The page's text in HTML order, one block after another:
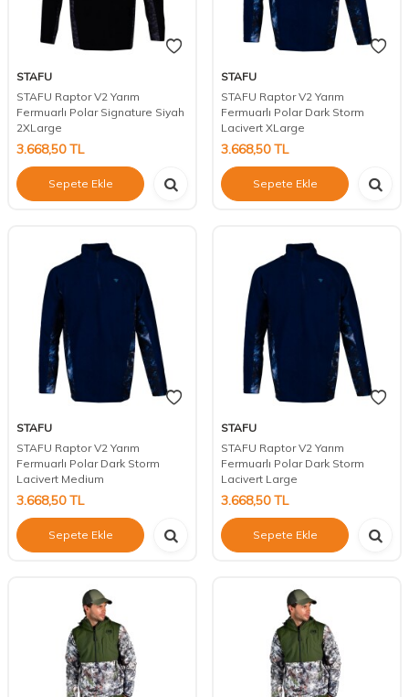
STAFU
STAFU Raptor V2 Yarım
Fermuarlı Polar Signature Siyah
2XLarge
3.668,50TL
Sepete Ekle
STAFU
STAFU Raptor V2 Yarım
Fermuarlı Polar Dark Storm
Lacivert XLarge
3.668,50TL
Sepete Ekle
STAFU
STAFU Raptor V2 Yarım
Fermuarlı Polar Dark Storm
Lacivert Medium
3.668,50TL
Sepete Ekle
STAFU
STAFU Raptor V2 Yarım
Fermuarlı Polar Dark Storm
Lacivert Large
3.668,50TL
Sepete Ekle